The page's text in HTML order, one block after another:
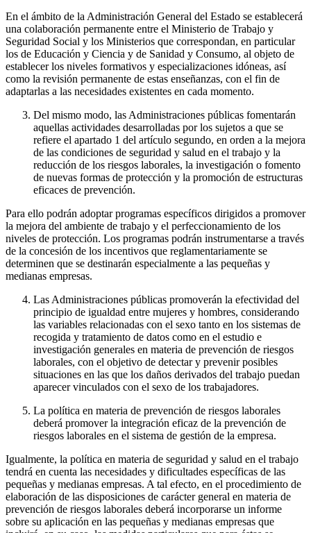
En el ámbito de la Administración General del Estado se establecerá
una colaboración permanente entre el Ministerio de Trabajo y
Seguridad Social y los Ministerios que correspondan, en particular
los de Educación y Ciencia y de Sanidad y Consumo, al objeto de
establecer los niveles formativos y especializaciones idóneas, así
como la revisión permanente de estas enseñanzas, con el fin de
adaptarlas a las necesidades existentes en cada momento.
Del mismo modo, las Administraciones públicas fomentarán
aquellas actividades desarrolladas por los sujetos a que se
refiere el apartado 1 del artículo segundo, en orden a la mejora
de las condiciones de seguridad y salud en el trabajo y la
reducción de los riesgos laborales, la investigación o fomento
de nuevas formas de protección y la promoción de estructuras
eficaces de prevención.
Para ello podrán adoptar programas específicos dirigidos a promover
la mejora del ambiente de trabajo y el perfeccionamiento de los
niveles de protección. Los programas podrán instrumentarse a través
de la concesión de los incentivos que reglamentariamente se
determinen que se destinarán especialmente a las pequeñas y
medianas empresas.
Las Administraciones públicas promoverán la efectividad del
principio de igualdad entre mujeres y hombres, considerando
las variables relacionadas con el sexo tanto en los sistemas de
recogida y tratamiento de datos como en el estudio e
investigación generales en materia de prevención de riesgos
laborales, con el objetivo de detectar y prevenir posibles
situaciones en las que los daños derivados del trabajo puedan
aparecer vinculados con el sexo de los trabajadores.
La política en materia de prevención de riesgos laborales
deberá promover la integración eficaz de la prevención de
riesgos laborales en el sistema de gestión de la empresa.
Igualmente, la política en materia de seguridad y salud en el trabajo
tendrá en cuenta las necesidades y dificultades específicas de las
pequeñas y medianas empresas. A tal efecto, en el procedimiento de
elaboración de las disposiciones de carácter general en materia de
prevención de riesgos laborales deberá incorporarse un informe
sobre su aplicación en las pequeñas y medianas empresas que